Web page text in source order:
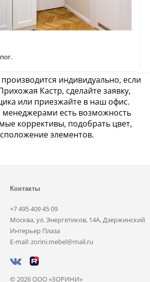
индивидуально, если
Кастр, сделайте заявку,
или приезжайте в наш офис.
есть возможность
коррективы, подобрать цвет,
элементов.
Контакты
+7 495 409 45 09
Москва, ул. Энергетиков, 14А, Дзержинский
Интерьер Плаза
E-mail: zorini.mebel@mail.ru
© 2026 ООО «ЗОРИНИ»